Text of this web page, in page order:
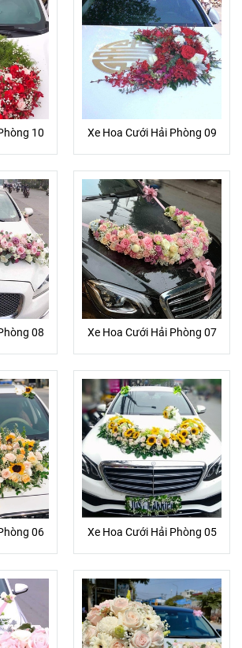
10 Xe Hoa Cưới Hải Phòng 09
08 Xe Hoa Cưới Hải Phòng 07
06 Xe Hoa Cưới Hải Phòng 05